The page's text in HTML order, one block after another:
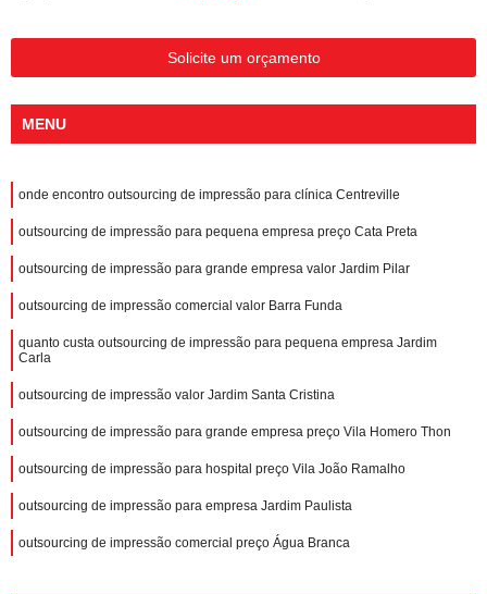
Solicite um orçamento
MENU
onde encontro outsourcing de impressão para clínica Centreville
outsourcing de impressão para pequena empresa preço Cata Preta
outsourcing de impressão para grande empresa valor Jardim Pilar
outsourcing de impressão comercial valor Barra Funda
quanto custa outsourcing de impressão para pequena empresa Jardim
Carla
outsourcing de impressão valor Jardim Santa Cristina
outsourcing de impressão para grande empresa preço Vila Homero Thon
outsourcing de impressão para hospital preço Vila João Ramalho
outsourcing de impressão para empresa Jardim Paulista
outsourcing de impressão comercial preço Água Branca